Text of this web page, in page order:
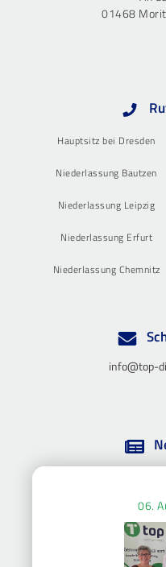
01468
Hauptsitz bei Dresden
Niederlassung Bautzen
Niederlassung Leipzig
Niederlassung Erfurt
Niederlassung Chemnitz
info@top-
06.